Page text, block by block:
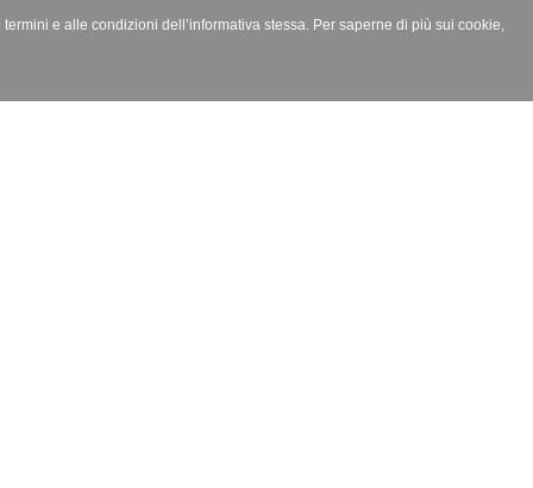
e alle condizioni dell’informativa stessa. Per saperne di più sui cookie,